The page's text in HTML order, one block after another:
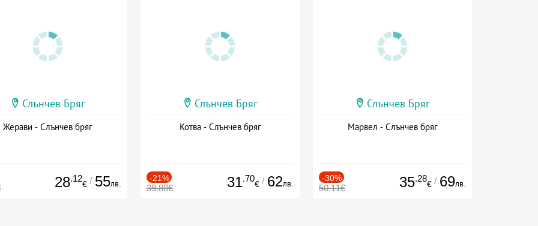
Слънчев Бряг
Жерави - Слънчев бряг
28.12
€ / 55лв.
Слънчев Бряг
Котва - Слънчев бряг
-21%
39.88€ 31.70
€ / 62лв.
Слънчев Бряг
Марвел - Слънчев бряг
-30%
50.11€ 35.28
€ / 69лв.